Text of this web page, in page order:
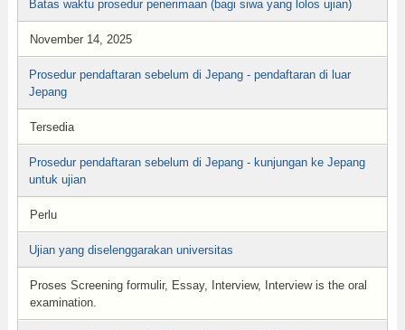
Batas waktu prosedur penerimaan (bagi siwa yang lolos ujian)
November 14, 2025
Prosedur pendaftaran sebelum di Jepang - pendaftaran di luar
Jepang
Tersedia
Prosedur pendaftaran sebelum di Jepang - kunjungan ke Jepang
untuk ujian
Perlu
Ujian yang diselenggarakan universitas
Proses Screening formulir, Essay, Interview, Interview is the oral
examination.